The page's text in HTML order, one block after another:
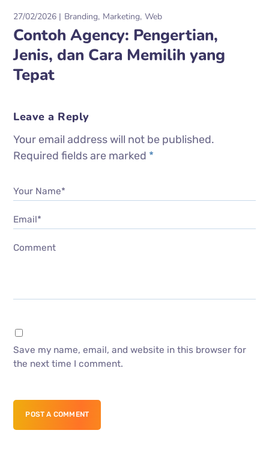
27/02/2026 Branding Marketing Web
Contoh Agency: Pengertian,
Jenis, dan Cara Memilih yang
Tepat
Leave a Reply
Your email address will not be published.
Required fields are marked *
Your Name*
Email*
Comment
Save my name, email, and website in this browser for
the next time I comment.
POST A COMMENT